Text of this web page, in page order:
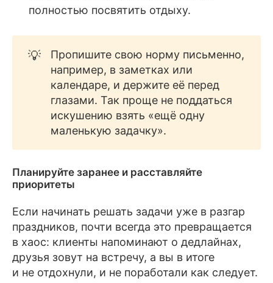
полностью посвятить отдыху.
💡
Пропишите свою норму письменно,
например, в заметках или
календаре, и держите её перед
глазами. Так проще не поддаться
искушению взять «ещё одну
маленькую задачку».
Планируйте заранее и расставляйте
приоритеты
Если начинать решать задачи уже в разгар
праздников, почти всегда это превращается
в хаос: клиенты напоминают о дедлайнах,
друзья зовут на встречу, а вы в итоге
и не отдохнули, и не поработали как следует.